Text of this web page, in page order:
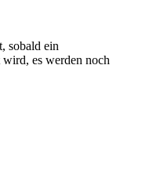
sobald ein
es werden noch